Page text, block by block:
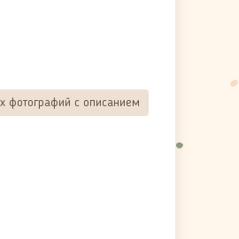
фотографий с описанием